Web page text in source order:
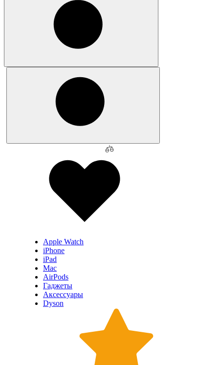
Apple Watch
iPhone
iPad
Mac
AirPods
Гаджеты
Аксессуары
Dyson